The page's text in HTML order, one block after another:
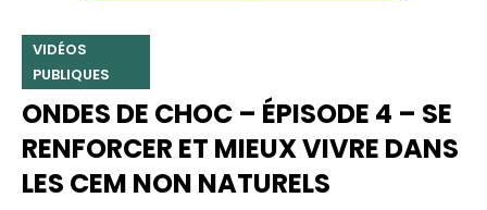
VIDÉOS
PUBLIQUES
ONDES DE CHOC – ÉPISODE 4 – SE
RENFORCER ET MIEUX VIVRE DANS
LES CEM NON NATURELS
Nécessaire
Ces cookies ne
sont pas